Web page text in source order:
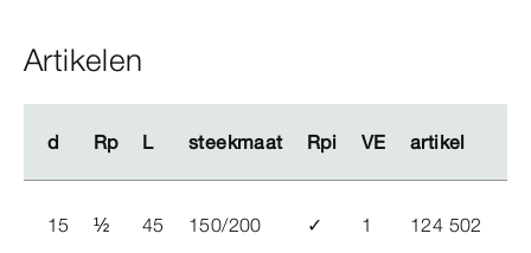
Artikelen
d Rp L steekmaat Rpi VE artikel
d Rp L steekmaat Rpi VE artikel
15 ½ 45 150/200 ✓ 1 124 502